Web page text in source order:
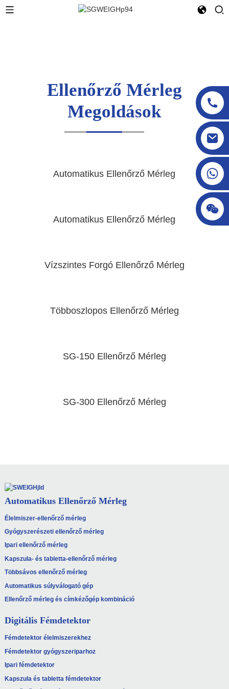
Ellenőrző Mérleg
Megoldások
Automatikus Ellenőrző Mérleg
Automatikus Ellenőrző Mérleg
Vízszintes Forgó Ellenőrző Mérleg
Többoszlopos Ellenőrző Mérleg
SG-150 Ellenőrző Mérleg
SG-300 Ellenőrző Mérleg
Automatikus Ellenőrző Mérleg
Élelmiszer-ellenőrző mérleg
Gyógyszerészeti ellenőrző mérleg
Ipari ellenőrző mérleg
Kapszula- és tabletta-ellenőrző mérleg
Többsávos ellenőrző mérleg
Automatikus súlyválogató gép
Ellenőrző mérleg és címkézőgép kombináció
Digitális Fémdetektor
Fémdetektor élelmiszerekhez
Fémdetektor gyógyszeriparhoz
Ipari fémdetektor
Kapszula és tabletta fémdetektor